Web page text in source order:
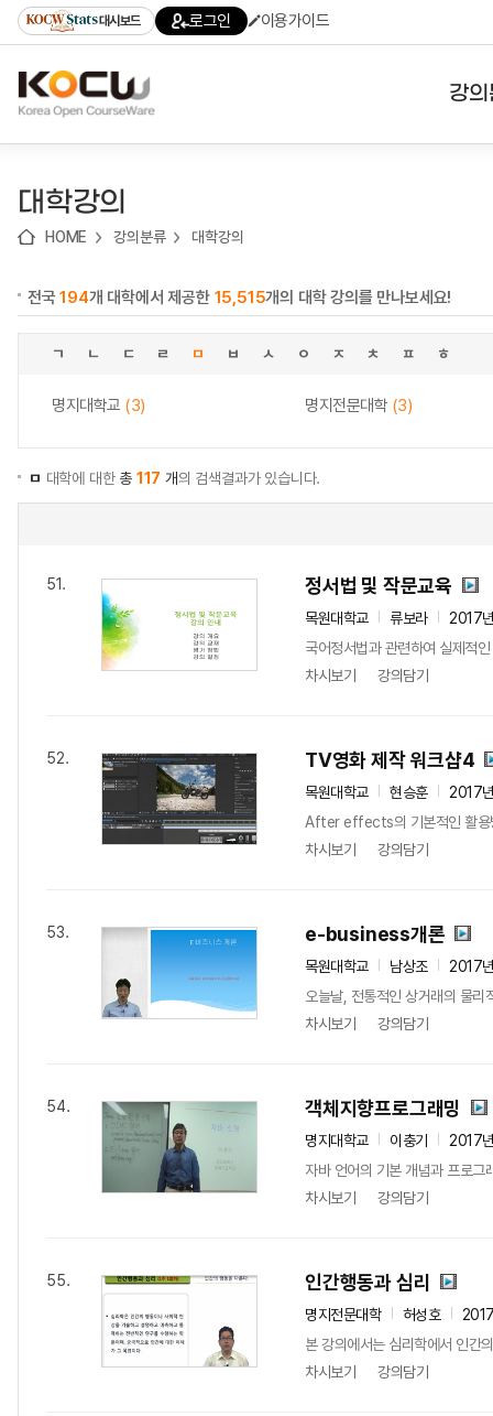
기
기
기
content)
가
대시보드 로그인 이용가이드
강
대학강의
HOME 강의분류 대학강의
전국194개 대학에서 제공한 15,515개의 대학 강의를 만나보세요!
ㄱ ㄴ ㄷ ㄹ ㅁ ㅂ ㅅ ㅇ ㅈ ㅊ ㅍ ㅎ
명지대학교 (3) 명지전문대학 (3)
ㅁ 대학에 대한총 117 개의 검색결과가 있습니다.
51. 정서법 및 작문교육
목원대학교 류보라
2017
국어정서법과 관련하여 실제적
차시보기
강의담기
52. TV영화 제작 워크샵4
목원대학교 현승훈
2017
After effects의 기본적인 활용
차시보기
강의담기
53. e-business개론
목원대학교 남상조
2017
오늘날, 전통적인 상거래의 물
차시보기
강의담기
54. 객체지향프로그래밍
명지대학교 이충기
2017
자바 언어의 기본 개념과 프로그
차시보기
강의담기
55. 인간행동과 심리
명지전문대학 허성호
본 강의에서는 심리학에서 인간
차시보기
강의담기